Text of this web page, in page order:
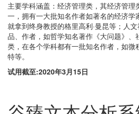
主要学科涵盖：经济管理类，其经济管理
一，拥有一大批知名作者如著名的经济学
就拿到终身教授的格里高利·曼昆等；人
品、作者，如哲学知名著作《大问题》、
类，在各个学科都有一批知名作者，如微
特等。
试用截至:2020年3月15日